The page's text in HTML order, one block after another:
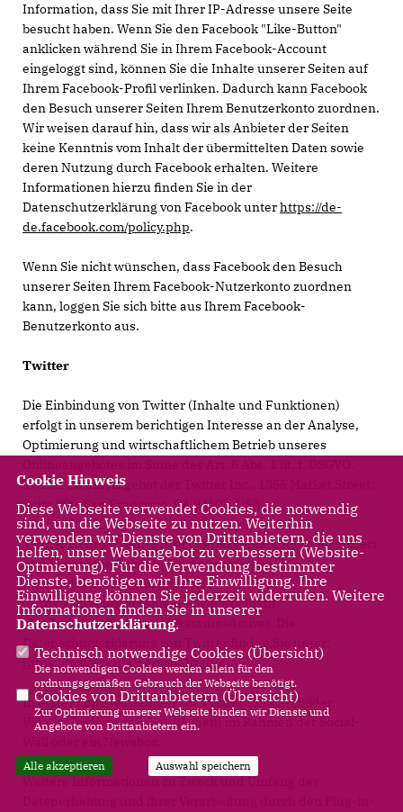
Information, dass Sie mit Ihrer IP-Adresse unsere Seite
besucht haben. Wenn Sie den Facebook "Like-Button"
anklicken während Sie in Ihrem Facebook-Account
eingeloggt sind, können Sie die Inhalte unserer Seiten auf
Ihrem Facebook-Profil verlinken. Dadurch kann Facebook
den Besuch unserer Seiten Ihrem Benutzerkonto zuordnen.
Wir weisen darauf hin, dass wir als Anbieter der Seiten
keine Kenntnis vom Inhalt der übermittelten Daten sowie
deren Nutzung durch Facebook erhalten. Weitere
Informationen hierzu finden Sie in der
Datenschutzerklärung von Facebook unterhttps://de-
de.facebook.com/policy.php.
Wenn Sie nicht wünschen, dass Facebook den Besuch
unserer Seiten Ihrem Facebook-Nutzerkonto zuordnen
kann, loggen Sie sich bitte aus Ihrem Facebook-
Benutzerkonto aus.
Twitter
Die Einbindung von Twitter (Inhalte und Funktionen)
erfolgt in unserem berichtigen Interesse an der Analyse,
Optimierung und wirtschaftlichem Betrieb unseres
Twitter ist ein Angebot der Twitter Inc., 1355 Market Street,
Suite 900, San Francisco, CA 94103, USA.
Twitter ist unter dem Privacy-Shield-Abkommen zertifiziert
und bietet eine Garantie, das europäische
Datenschutzrecht einzuhalten
(https://www.privacyshield.gov/participant?
id=a2zt0000000TORzAAO&status=Active). Die
Datenschutzerklärung von Twitter finden Sie unter:
https://twitter.com/personalization.
In erster Linie verwenden wir Twitter Inhalte (Bilder,
Videos, Texte oder Schaltflächen) im Rahmen der Social-
Weitere Informationen zu Zweck und Umfang der
Cookie Hinweis
Diese Webseite verwendet Cookies, die notwendig
sind, um die Webseite zu nutzen. Weiterhin
verwenden wir Dienste von Drittanbietern, die uns
helfen, unser Webangebot zu verbessern (Website-
Optmierung). Für die Verwendung bestimmter
Dienste, benötigen wir Ihre Einwilligung. Ihre
Einwilligung können Sie jederzeit widerrufen. Weitere
Informationen finden Sie in unserer
Datenschutzerklärung.
Technisch notwendige Cookies (Übersicht)
Die notwendigen Cookies werden allein für den
ordnungsgemäßen Gebrauch der Webseite benötigt.
Cookies von Drittanbietern (Übersicht)
Zur Optimierung unserer Webseite binden wir Dienste und
Angebote von Drittanbietern ein.
Alle akzeptieren Auswahl speichern